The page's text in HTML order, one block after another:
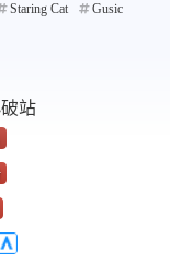
Staring Cat Gusic
站